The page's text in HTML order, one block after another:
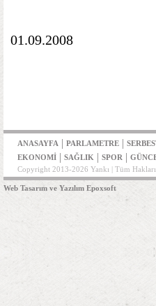
01.09.2008
ANASAYFA | PARLAMETRE |
EKONOMİ | SAĞLIK | SPOR |
Copyright 2013-2026 Yankı | Tüm Hakları
Web Tasarım ve Yazılım Epoxsoft